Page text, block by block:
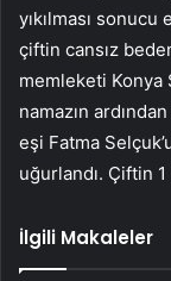
yıkılması
çiftin cansız
memleketi Konya
namazın
eşi Fatma
uğurlandı. Çiftin
İlgili Makaleler